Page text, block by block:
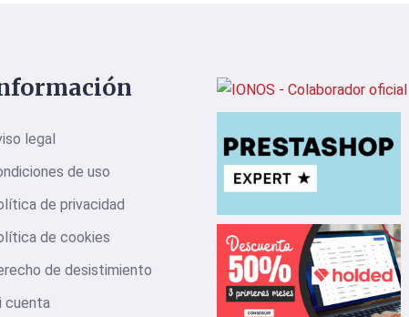
legal
de uso
de privacidad
de cookies
de desistimiento
cuenta